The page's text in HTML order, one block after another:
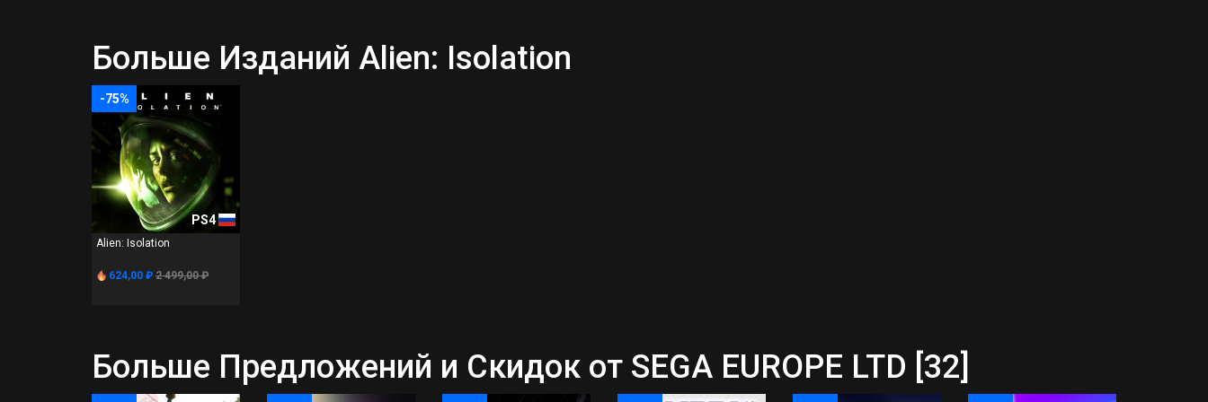
Больше Изданий Alien: Isolation
-75%
PS4
Alien: Isolation
624,00 ₽ 2 499,00 ₽
Больше Предложений и Скидок от SEGA EUROPE LTD [32]